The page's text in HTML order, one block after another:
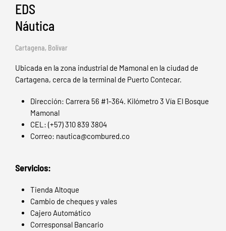
EDS
Náutica
Cartagena, Bolívar
Ubicada en la zona industrial de Mamonal en la ciudad de
Cartagena, cerca de la terminal de Puerto Contecar.
Dirección: Carrera 56 #1-364. Kilómetro 3 Vía El Bosque
Mamonal
CEL: (+57) 310 839 3804
Correo: nautica@combured.co
Servicios:
Tienda Altoque
Cambio de cheques y vales
Cajero Automático
Corresponsal Bancario